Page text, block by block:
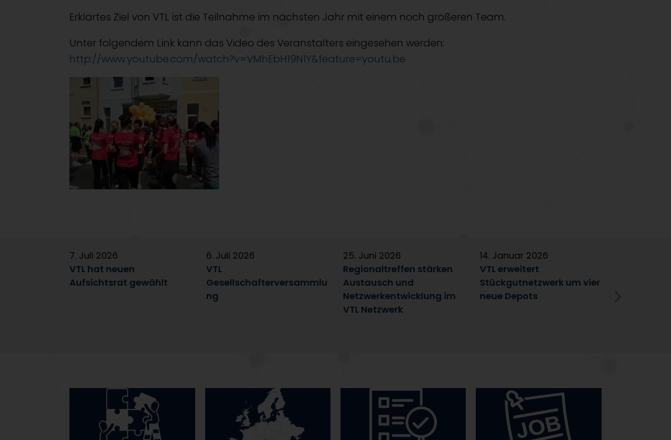
Erklärtes Ziel von VTL ist die Teilnahme im nächsten Jahr mit einem noch größeren Team.
Unter folgendem Link kann das Video des Veranstalters eingesehen werden:
http://www.youtube.com/watch?v=VMhEbH19N1Y&feature=youtu.be
7. Juli 2026
VTL hat neuen
Aufsichtsrat gewählt
6. Juli 2026
VTL
Gesellschafterversammlu
ng
25. Juni 2026
Regionaltreffen stärken
Austausch und
Netzwerkentwicklung im
VTL Netzwerk
14. Januar 2026
VTL erweitert
Stückgutnetzwerk um vier
neue Depots